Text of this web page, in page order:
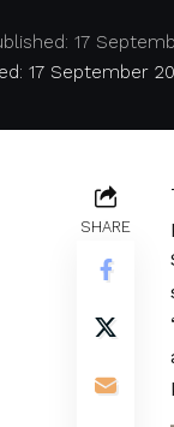
17 September
17
SHARE